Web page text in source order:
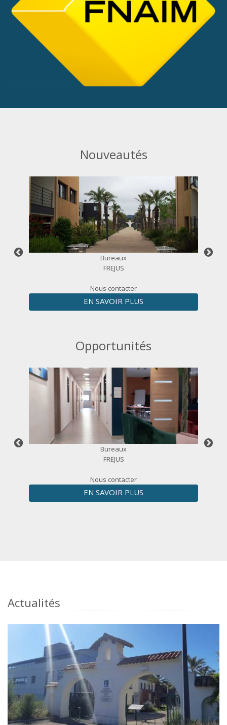
Nouveautés
Bureaux
FREJUS
Nous contacter
EN SAVOIR PLUS
Opportunités
Bureaux
FREJUS
Nous contacter
EN SAVOIR PLUS
Actualités